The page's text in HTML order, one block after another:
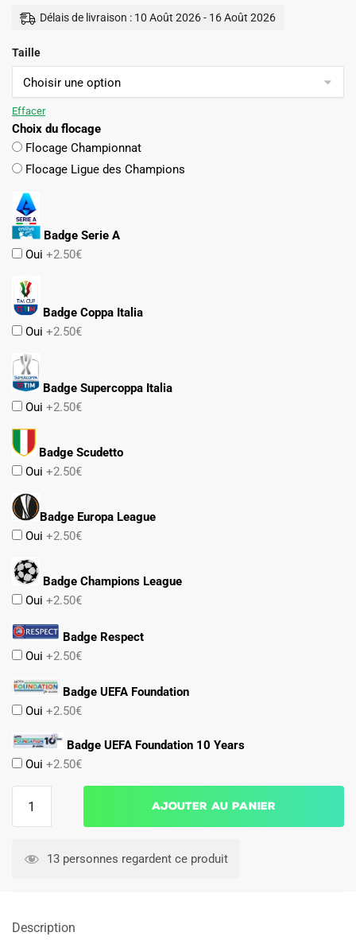
prix
69.90€.
prix
39.90€.
Délais de livraison : 10 Août 2026 - 16 Août 2026
Taille
Effacer
Choix du flocage
Flocage Championnat
Flocage Ligue des Champions
Badge Serie A
Oui +2.50€
Badge Coppa Italia
Oui +2.50€
Badge Supercoppa Italia
Oui +2.50€
Badge Scudetto
Oui +2.50€
Badge Europa League
Oui +2.50€
Badge Champions League
Oui +2.50€
Badge Respect
Oui +2.50€
Badge UEFA Foundation
Oui +2.50€
Badge UEFA Foundation 10 Years
Oui +2.50€
Enfant
2027
Ajouter au panier
13 personnes regardent ce produit
Description